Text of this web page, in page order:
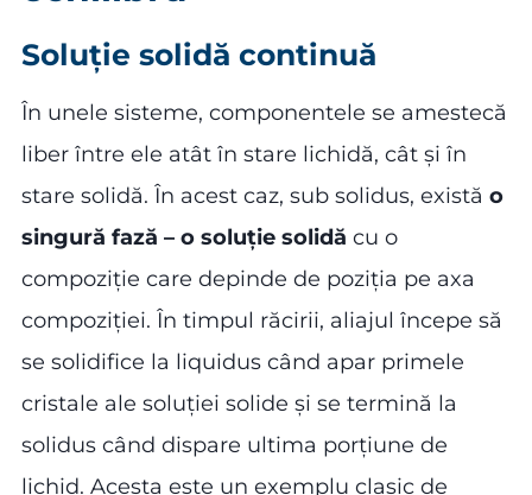
Soluție solidă continuă
În unele sisteme, componentele se amestecă
liber între ele atât în stare lichidă, cât și în
stare solidă. În acest caz, sub solidus, există o
singură fază – o soluție solidă cu o
compoziție care depinde de poziția pe axa
compoziției. În timpul răcirii, aliajul începe să
se solidifice la liquidus când apar primele
cristale ale soluției solide și se termină la
solidus când dispare ultima porțiune de
lichid. Acesta este un exemplu clasic de